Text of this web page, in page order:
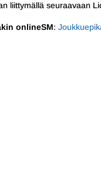
liittymällä seuraavaan
onlineSM: